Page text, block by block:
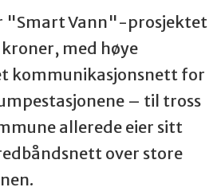
"Smart Vann"-prosjektet
med høye
kommunikasjonsnett for
– til tross
allerede eier sitt
over store